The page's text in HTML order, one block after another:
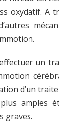
oxydatif. A
un
d’un
amples
graves.